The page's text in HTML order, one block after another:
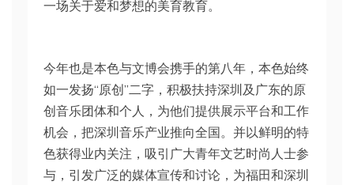
一场关于爱和梦想的美育教育。
今年也是本色与文博会携手的第八年，本色始终
如一发扬“原创”二字，积极扶持深圳及广东的原
创音乐团体和个人，为他们提供展示平台和工作
机会，把深圳音乐产业推向全国。并以鲜明的特
色获得业内关注，吸引广大青年文艺时尚人士参
与，引发广泛的媒体宣传和讨论，为福田和深圳